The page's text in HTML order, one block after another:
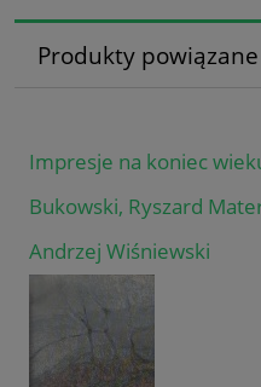
Produkty powiązane
Impresje na koniec
Bukowski, Ryszard
Andrzej Wiśniewski